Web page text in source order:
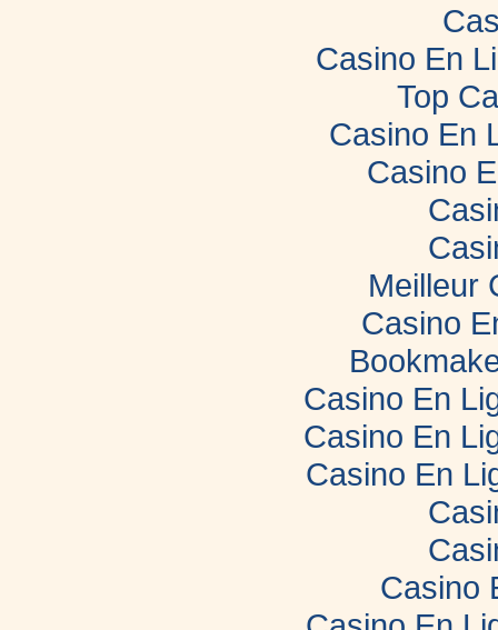
Casino En
Top
Casino En
Casino
Meilleur
Casino
Casino En
Casino En
Casino En
Casino